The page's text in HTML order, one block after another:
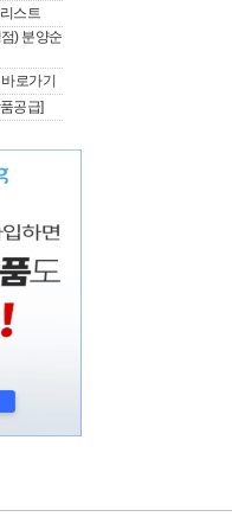
스트
) 분양순
로가기
공급]